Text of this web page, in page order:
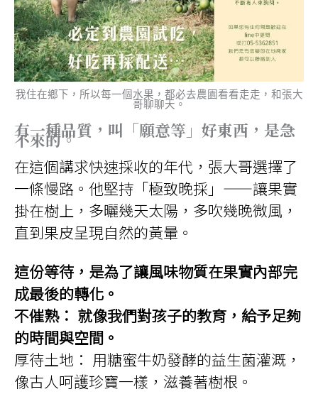
我住在鄉下，所以每一個水果，都必去農園看看走走，和張大
哥聊聊天。
有一種品質，叫「願意等」好東西，是急
不來的。
在這個講求快速採收的年代，張大哥選擇了
一條慢路。他堅持「極致晚採」——讓果實
掛在樹上，多曬幾天太陽，多吹幾晚微風，
直到果皮呈現自然的黃暈。
這份等待，是為了讓風味物質在果實內部完
成最後的轉化。
不催熟： 就像我們對孩子的教育，給予足夠
的時間與空間。
厚待土地： 用糖蜜牛奶發酵的益生菌灌溉，
像古人呵護珍寶一樣，滋養著樹根。